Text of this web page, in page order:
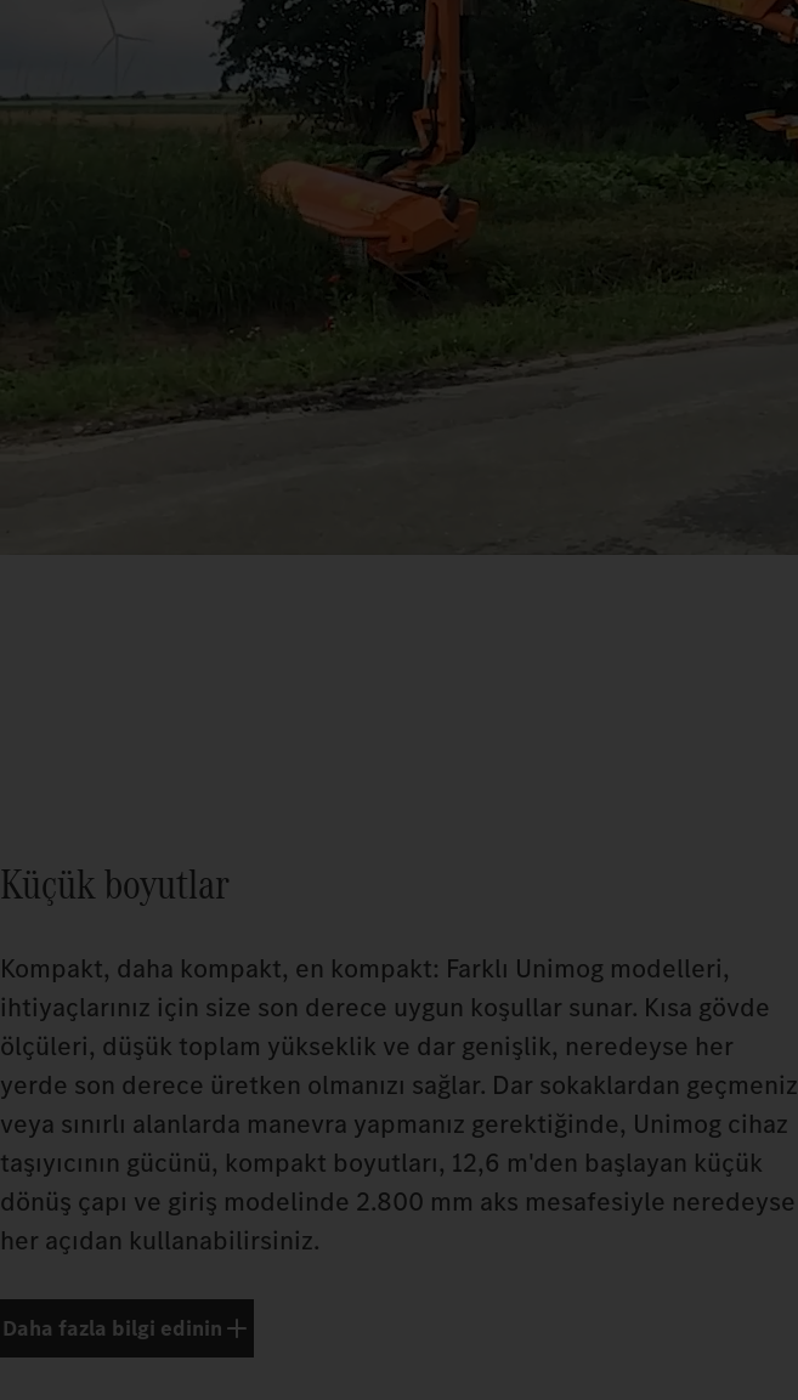
Küçük boyutlar
Kompakt, daha kompakt, en kompakt: Farklı Unimog modelleri,
ihtiyaçlarınız için size son derece uygun koşullar sunar. Kısa gövde
ölçüleri, düşük toplam yükseklik ve dar genişlik, neredeyse her
yerde son derece üretken olmanızı sağlar. Dar sokaklardan geçmeniz
veya sınırlı alanlarda manevra yapmanız gerektiğinde, Unimog cihaz
taşıyıcının gücünü, kompakt boyutları, 12,6 m'den başlayan küçük
dönüş çapı ve giriş modelinde 2.800 mm aks mesafesiyle neredeyse
her açıdan kullanabilirsiniz.
Daha fazla bilgi edinin